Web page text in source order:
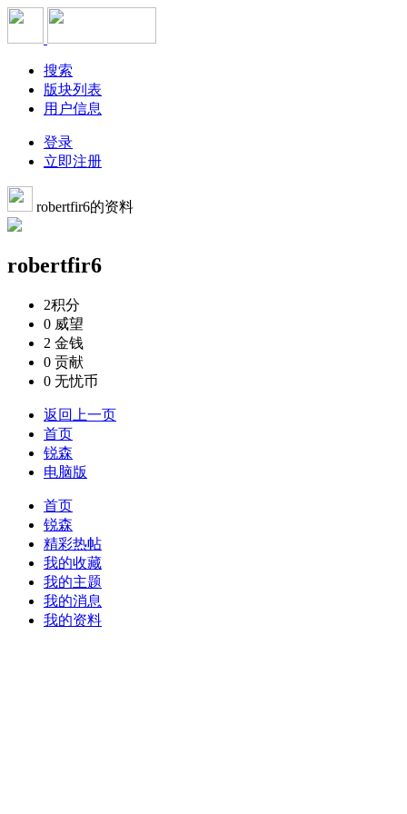
搜索
版块列表
用户信息
登录
立即注册
robertfir6的资料
robertfir6
2积分
0 威望
2 金钱
0 贡献
0 无忧币
返回上一页
首页
锐森
电脑版
首页
锐森
精彩热帖
我的收藏
我的主题
我的消息
我的资料